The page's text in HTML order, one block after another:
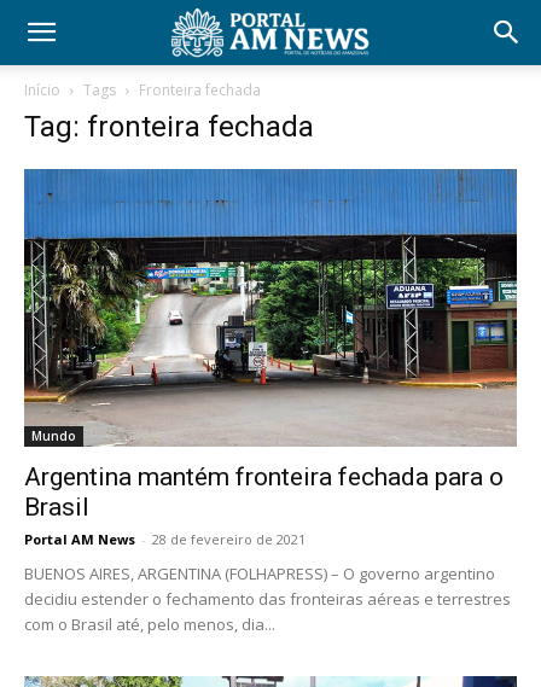
Início Tags Fronteira fechada
Tag: fronteira fechada
Mundo
Argentina mantém fronteira fechada para o
Brasil
Portal AM News - 28 de fevereiro de 2021
BUENOS AIRES, ARGENTINA (FOLHAPRESS) – O governo argentino
decidiu estender o fechamento das fronteiras aéreas e terrestres
com o Brasil até, pelo menos, dia...